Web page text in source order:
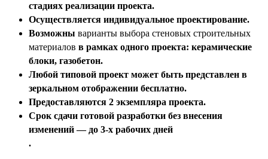
стадиях реализации проекта.
Осуществляется индивидуальное проектирование.
Возможны варианты выбора стеновых строительных
материалов в рамках одного проекта: керамические
блоки, газобетон.
Любой типовой проект может быть представлен в
зеркальном отображении бесплатно.
Предоставляются 2 экземпляра проекта.
Срок сдачи готовой разработки без внесения
изменений — до 3-х рабочих дней
.